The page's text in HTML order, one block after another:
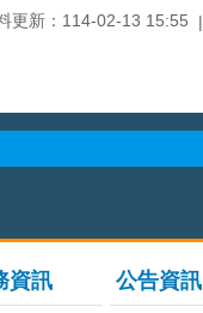
更新：114-02-13 15:55
資訊 公告資訊